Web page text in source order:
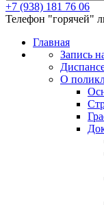
+7 (938) 181 76 06
Телефон "горячей"
Главная
Запись
О